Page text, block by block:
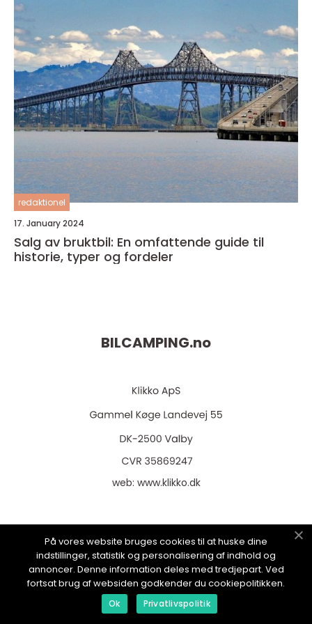
redaktionel
17. January 2024
Salg av bruktbil: En omfattende guide til
historie, typer og fordeler
BILCAMPING.no
web: www.klikko.dk
Menu
Reklame
På vores website bruges cookies til at huske dine
indstillinger, statistik og personalisering af indhold og
annoncer. Denne information deles med tredjepart. Ved
fortsat brug af websiden godkender du cookiepolitikken.
Ok Privatlivspolitik